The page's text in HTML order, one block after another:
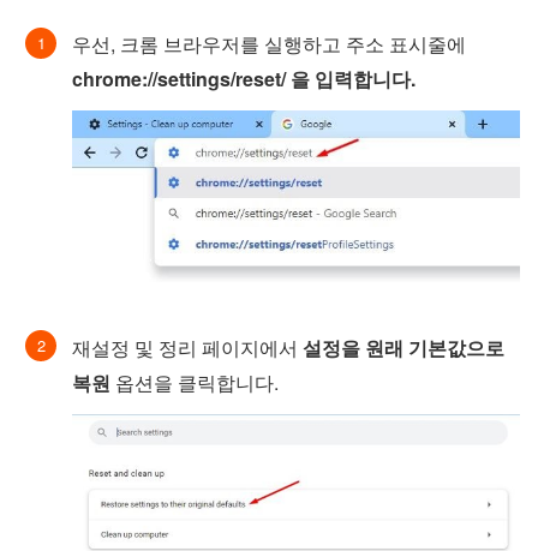
우선, 크롬 브라우저를 실행하고 주소 표시줄에
chrome://settings/reset/ 을 입력합니다.
재설정 및 정리 페이지에서 설정을 원래 기본값으로
복원 옵션을 클릭합니다.